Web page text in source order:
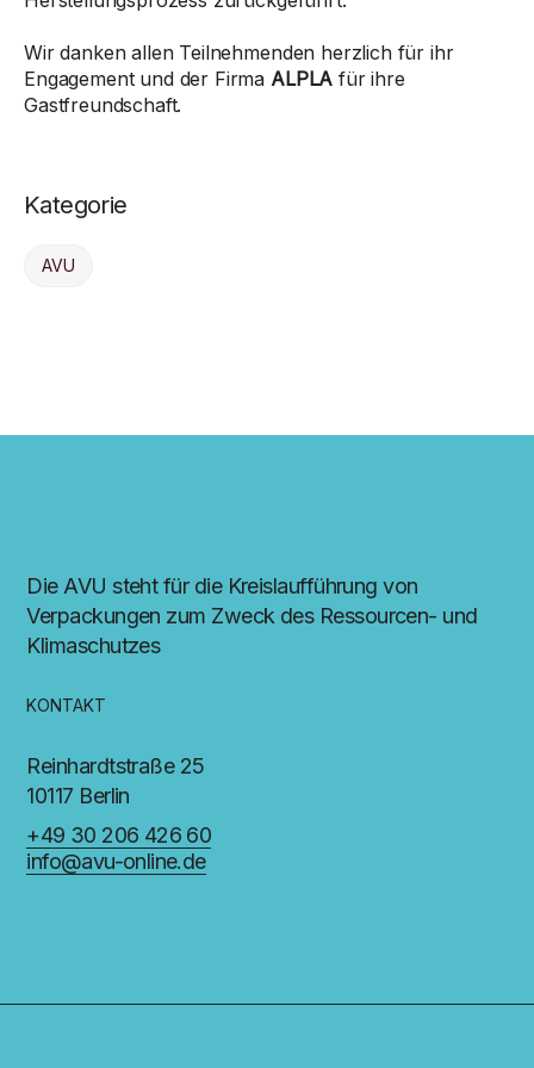
Wir danken allen Teilnehmenden herzlich für ihr
Engagement und der Firma ALPLA für ihre
Gastfreundschaft.
Kategorie
AVU
Die AVU steht für die Kreislaufführung von
Verpackungen zum Zweck des Ressourcen- und
Klimaschutzes
KONTAKT
Reinhardtstraße 25
10117 Berlin
+49 30 206 426 60
info@avu-online.de